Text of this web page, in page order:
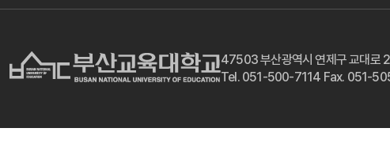
47503 부산광역시 연제구 교대로
Tel. 051-500-7114 Fax. 051-